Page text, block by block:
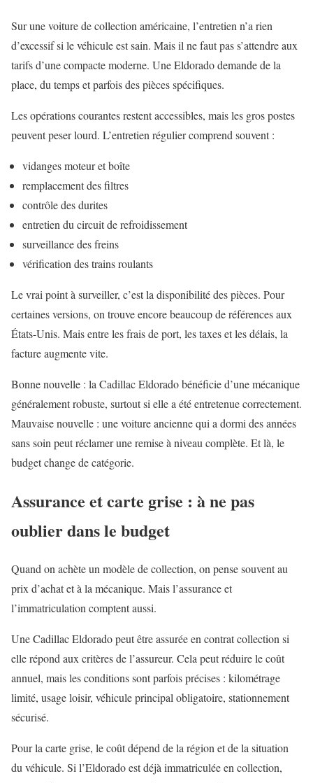
Sur une voiture de collection américaine, l’entretien n’a rien
d’excessif si le véhicule est sain. Mais il ne faut pas s’attendre aux
tarifs d’une compacte moderne. Une Eldorado demande de la
place, du temps et parfois des pièces spécifiques.
Les opérations courantes restent accessibles, mais les gros postes
peuvent peser lourd. L’entretien régulier comprend souvent :
vidanges moteur et boîte
remplacement des filtres
contrôle des durites
entretien du circuit de refroidissement
surveillance des freins
vérification des trains roulants
Le vrai point à surveiller, c’est la disponibilité des pièces. Pour
certaines versions, on trouve encore beaucoup de références aux
États-Unis. Mais entre les frais de port, les taxes et les délais, la
facture augmente vite.
Bonne nouvelle : la Cadillac Eldorado bénéficie d’une mécanique
généralement robuste, surtout si elle a été entretenue correctement.
Mauvaise nouvelle : une voiture ancienne qui a dormi des années
sans soin peut réclamer une remise à niveau complète. Et là, le
budget change de catégorie.
Assurance et carte grise : à ne pas
oublier dans le budget
Quand on achète un modèle de collection, on pense souvent au
prix d’achat et à la mécanique. Mais l’assurance et
l’immatriculation comptent aussi.
Une Cadillac Eldorado peut être assurée en contrat collection si
elle répond aux critères de l’assureur. Cela peut réduire le coût
annuel, mais les conditions sont parfois précises : kilométrage
limité, usage loisir, véhicule principal obligatoire, stationnement
sécurisé.
Pour la carte grise, le coût dépend de la région et de la situation
du véhicule. Si l’Eldorado est déjà immatriculée en collection,